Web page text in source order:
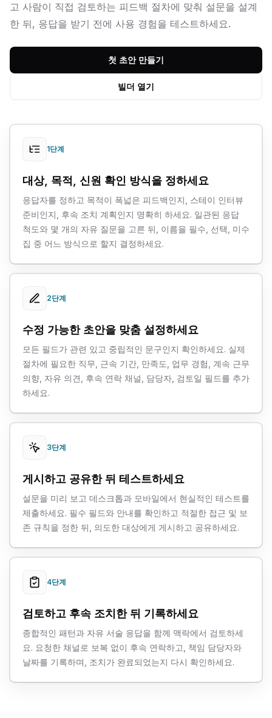
고 사람이 직접 검토하는 피드백 절차에 맞춰 설문을 설계
한 뒤, 응답을 받기 전에 사용 경험을 테스트하세요.
첫 초안 만들기
빌더 열기
1단계
대상, 목적, 신원 확인 방식을 정하세요
응답자를 정하고 목적이 폭넓은 피드백인지, 스테이 인터뷰
준비인지, 후속 조치 계획인지 명확히 하세요. 일관된 응답
척도와 몇 개의 자유 질문을 고른 뒤, 이름을 필수, 선택, 미수
집 중 어느 방식으로 할지 결정하세요.
2단계
수정 가능한 초안을 맞춤 설정하세요
모든 필드가 관련 있고 중립적인 문구인지 확인하세요. 실제
절차에 필요한 직무, 근속 기간, 만족도, 업무 경험, 계속 근무
의향, 자유 의견, 후속 연락 채널, 담당자, 검토일 필드를 추가
하세요.
3단계
게시하고 공유한 뒤 테스트하세요
설문을 미리 보고 데스크톱과 모바일에서 현실적인 테스트를
제출하세요. 필수 필드와 안내를 확인하고 적절한 접근 및 보
존 규칙을 정한 뒤, 의도한 대상에게 게시하고 공유하세요.
4단계
검토하고 후속 조치한 뒤 기록하세요
종합적인 패턴과 자유 서술 응답을 함께 맥락에서 검토하세
요. 요청한 채널로 보복 없이 후속 연락하고, 책임 담당자와
날짜를 기록하며, 조치가 완료되었는지 다시 확인하세요.